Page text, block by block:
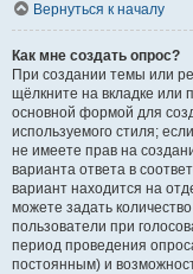
Вернуться к началу
Как мне создать опрос?
При создании темы или
щёлкните на вкладке или
основной формой для
используемого стиля;
не имеете прав на
варианта ответа в
вариант находится на
можете задать
пользователи при
период проведения
постоянным) и